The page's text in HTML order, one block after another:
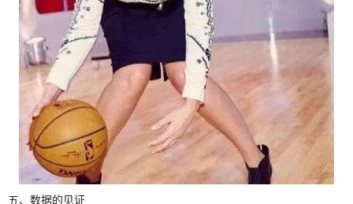
五、数据的见证